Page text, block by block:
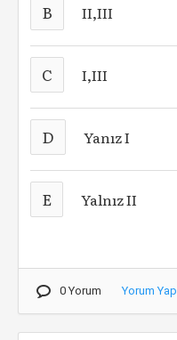
B II,III
C I,III
D Yanız I
E Yalnız II
0 Yorum Yorum Yap